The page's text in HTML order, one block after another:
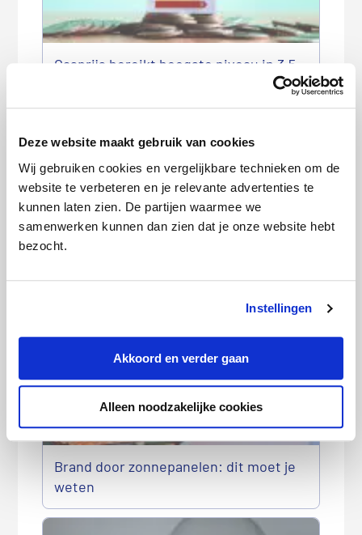
Deze website maakt gebruik van cookies
Wij gebruiken cookies en vergelijkbare technieken om de
website te verbeteren en je relevante advertenties te
kunnen laten zien. De partijen waarmee we
samenwerken kunnen dan zien dat je onze website hebt
bezocht.
Instellingen
Akkoord en verder gaan
Alleen noodzakelijke cookies
Gasprijs bereikt hoogste niveau in 3,5
meterstanden door?
Brand door zonnepanelen: dit moet je
weten